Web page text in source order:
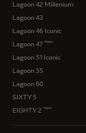
Lagoon 42 Millenium
Lagoon 43
Lagoon 46 Iconic
Lagoon 47 New
Lagoon 51 Iconic
Lagoon 55
Lagoon 60
SIXTY 5
EIGHTY 2 New